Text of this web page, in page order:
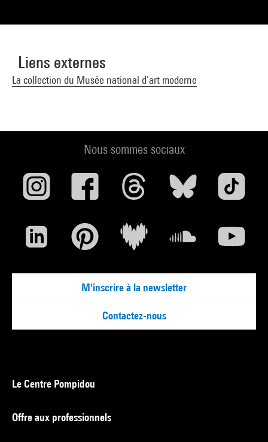
Liens externes
La collection du Musée national d’art moderne
Nous sommes sociaux
M'inscrire à la newsletter
Contactez-nous
Le Centre Pompidou
Offre aux professionnels